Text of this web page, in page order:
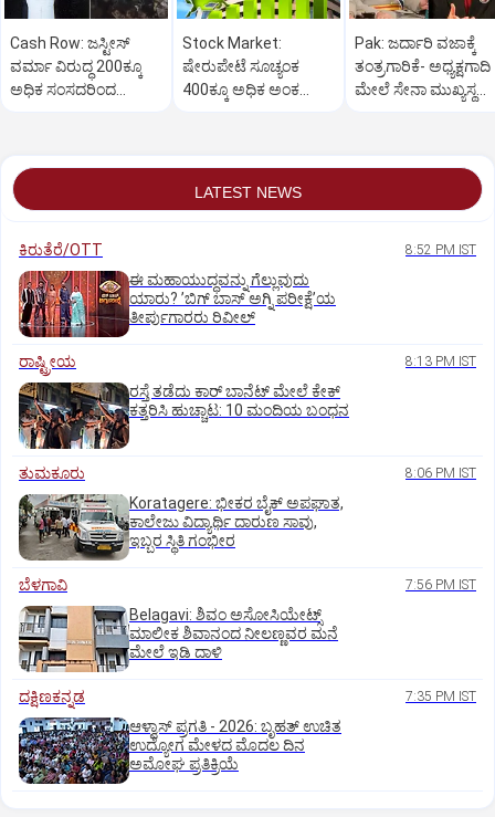
Cash Row: ಜಸ್ಟೀಸ್‌
ವರ್ಮಾ ವಿರುದ್ಧ 200ಕ್ಕೂ
ಅಧಿಕ ಸಂಸದರಿಂದ
Stock Market:
ಷೇರುಪೇಟೆ ಸೂಚ್ಯಂಕ
400ಕ್ಕೂ ಅಧಿಕ ಅಂಕ
Pak: ಜರ್ದಾರಿ ವಜಾಕ್ಕೆ
ತಂತ್ರಗಾರಿಕೆ- ಅಧ್ಯಕ್ಷಗಾದಿ
ಮೇಲೆ ಸೇನಾ ಮುಖ್ಯಸ್ಥ
LATEST NEWS
ಕಿರುತೆರೆ/OTT 8:52 PM IST
ಈ ಮಹಾಯುದ್ಧವನ್ನು ಗೆಲ್ಲುವುದು
ಯಾರು? ʼಬಿಗ್‌ ಬಾಸ್‌ ಅಗ್ನಿ ಪರೀಕ್ಷೆʼಯ
ತೀರ್ಪುಗಾರರು ರಿವೀಲ್
ರಾಷ್ಟ್ರೀಯ 8:13 PM IST
ರಸ್ತೆ ತಡೆದು ಕಾರ್ ಬಾನೆಟ್ ಮೇಲೆ ಕೇಕ್
ಕತ್ತರಿಸಿ ಹುಚ್ಚಾಟ: 10 ಮಂದಿಯ ಬಂಧನ
ತುಮಕೂರು 8:06 PM IST
Koratagere: ಭೀಕರ ಬೈಕ್ ಅಪಘಾತ,
ಕಾಲೇಜು ವಿದ್ಯಾರ್ಥಿ ದಾರುಣ ಸಾವು,
ಇಬ್ಬರ ಸ್ಥಿತಿ ಗಂಭೀರ
ಬೆಳಗಾವಿ 7:56 PM IST
Belagavi: ಶಿವಂ ಅಸೋಸಿಯೇಟ್ಸ್
ಮಾಲೀಕ ಶಿವಾನಂದ ನೀಲಣ್ಣವರ ಮನೆ
ಮೇಲೆ ಇಡಿ‌ ದಾಳಿ
ದಕ್ಷಿಣಕನ್ನಡ 7:35 PM IST
ಆಳ್ವಾಸ್‌ ಪ್ರಗತಿ - 2026: ಬೃಹತ್ ಉಚಿತ
ಉದ್ಯೋಗ ಮೇಳದ ಮೊದಲ ದಿನ
ಅಮೋಘ ಪ್ರತಿಕ್ರಿಯೆ